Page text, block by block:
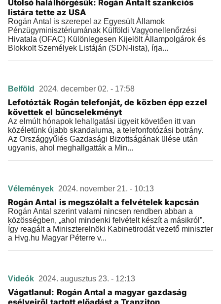
Utolsó halálhörgésük: Rogán Antalt szankciós
listára tette az USA
Rogán Antal is szerepel az Egyesült Államok
Pénzügyminisztériumának Külföldi Vagyonellenőrzési
Hivatala (OFAC) Különlegesen Kijelölt Állampolgárok és
Blokkolt Személyek Listáján (SDN-lista), írja...
Belföld 2024. december 02. - 17:58
Lefotózták Rogán telefonját, de közben épp ezzel
követtek el bűncselekményt
Az elmúlt hónapok lehallgatási ügyeit követően itt van
közéletünk újabb skandaluma, a telefonfotózási botrány.
Az Országgyűlés Gazdasági Bizottságának ülése után
ugyanis, ahol meghallgatták a Min...
Vélemények 2024. november 21. - 10:13
Rogán Antal is megszólalt a felvételek kapcsán
Rogán Antal szerint valami nincsen rendben abban a
közösségben, „ahol mindenki felvételt készít a másikról”.
Így reagált a Miniszterelnöki Kabinetirodát vezető miniszter
a Hvg.hu Magyar Péterre v...
Videók 2024. augusztus 23. - 12:13
Vágatlanul: Rogán Antal a magyar gazdaság
esélyeiről tartott előadást a Tranziton